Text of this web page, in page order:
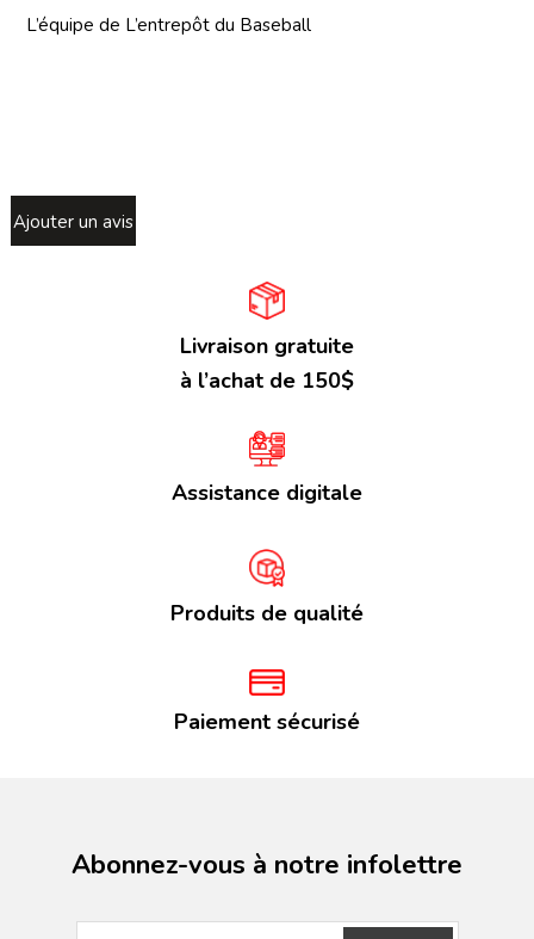
L’équipe de L’entrepôt du Baseball
Ajouter un avis
Livraison gratuite
à l’achat de 150$
Assistance digitale
Produits de qualité
Paiement sécurisé
Abonnez-vous à notre infolettre